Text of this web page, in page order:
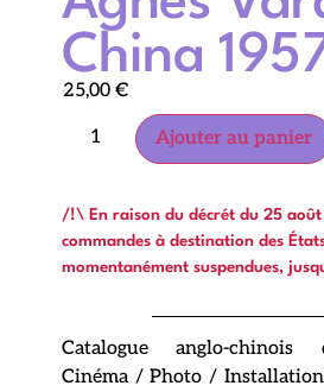
China
25,00 €
Ajouter au panier
/!\ En raison du décrét du 25 août
commandes à destination des
momentanément suspendues,
Catalogue anglo-chinois
Cinéma / Photo /